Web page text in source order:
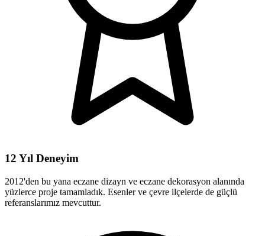
12 Yıl Deneyim
2012'den bu yana eczane dizayn ve eczane dekorasyon alanında
yüzlerce proje tamamladık. Esenler ve çevre ilçelerde de güçlü
referanslarımız mevcuttur.